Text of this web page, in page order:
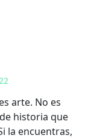
arte. No es
historia que
la encuentras,